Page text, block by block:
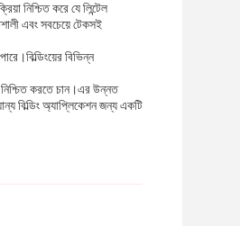
নিশ্চিত করে যে লিন্টেল
এবং সবচেয়ে টেকসই
বিভিন্ন
নিশ্চিত করতে চান।এর উন্নত
অ্যাপ্লিকেশন জন্য একটি